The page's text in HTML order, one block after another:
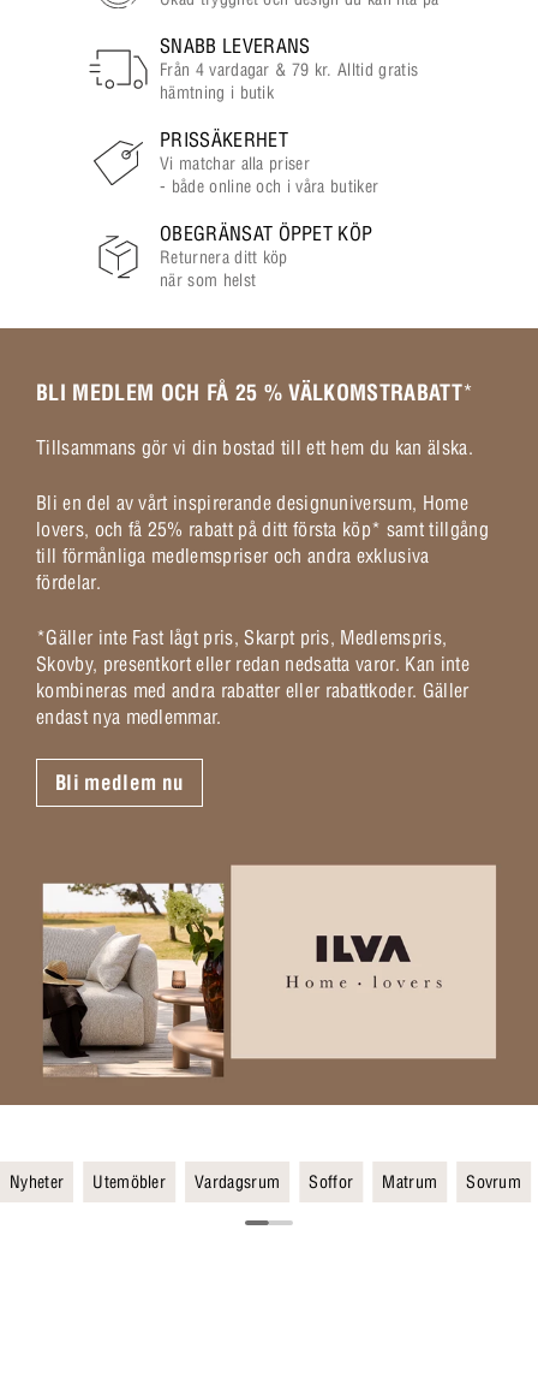
SNABB LEVERANS
Från 4 vardagar & 79 kr. Alltid gratis
hämtning i butik
PRISSÄKERHET
Vi matchar alla priser
- både online och i våra butiker
OBEGRÄNSAT ÖPPET KÖP
Returnera ditt köp
när som helst
BLI MEDLEM OCH FÅ 25 % VÄLKOMSTRABATT*
Tillsammans gör vi din bostad till ett hem du kan älska.
Bli en del av vårt inspirerande designuniversum, Home
lovers, och få 25% rabatt på ditt första köp* samt tillgång
till förmånliga medlemspriser och andra exklusiva
fördelar.
*Gäller inte Fast lågt pris, Skarpt pris, Medlemspris,
Skovby, presentkort eller redan nedsatta varor. Kan inte
kombineras med andra rabatter eller rabattkoder. Gäller
endast nya medlemmar.
Bli medlem nu
Nyheter Utemöbler Vardagsrum Soffor Matrum Sovrum